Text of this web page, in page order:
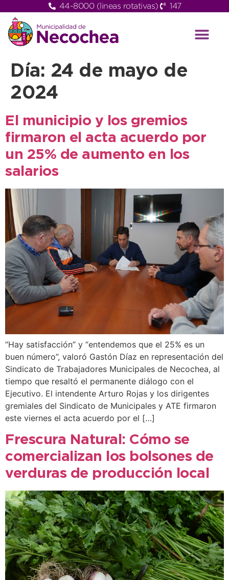
44-8000 (lineas rotativas) 147
Día: 24 de mayo de
2024
El municipio y los gremios
firmaron el acta acuerdo por
un 25% de aumento en los
salarios
“Hay satisfacción” y “entendemos que el 25% es un
buen número”, valoró Gastón Díaz en representación del
Sindicato de Trabajadores Municipales de Necochea, al
tiempo que resaltó el permanente diálogo con el
Ejecutivo. El intendente Arturo Rojas y los dirigentes
gremiales del Sindicato de Municipales y ATE firmaron
este viernes el acta acuerdo por el […]
Frescura Natural: Cómo se
comercializan los bolsones de
verduras de producción local